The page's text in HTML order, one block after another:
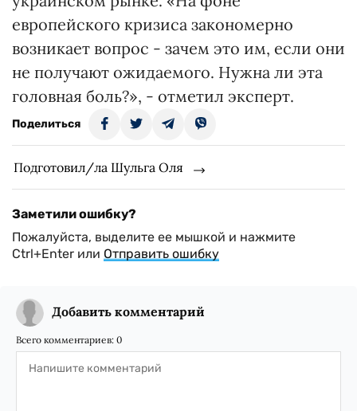
европейского кризиса закономерно
возникает вопрос - зачем это им, если они
не получают ожидаемого. Нужна ли эта
головная боль?», - отметил эксперт.
Поделиться
Подготовил/ла Шульга Оля
Заметили ошибку?
Пожалуйста, выделите ее мышкой и нажмите
Ctrl+Enter или Отправить ошибку
Добавить комментарий
Всего комментариев: 0